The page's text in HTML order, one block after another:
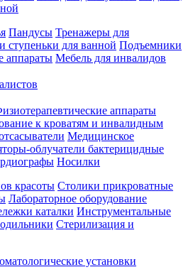
Пандусы Тренажеры для
ступеньки для ванной Подъемники
аппараты Мебель для инвалидов
аппараты
к кроватям и инвалидным
Медицинское
облучатели бактерицидные
Носилки
красоты Столики прикроватные
Лабораторное оборудование
каталки Инструментальные
Стерилизация и
установки